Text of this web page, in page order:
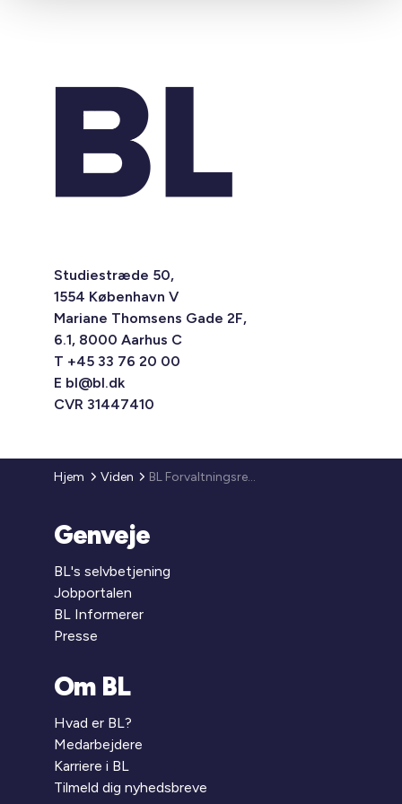
Studiestræde 50,
1554 København V
Mariane Thomsens Gade 2F,
6.1, 8000 Aarhus C
T +45 33 76 20 00
E bl@bl.dk
CVR 31447410
Hjem Viden BL Forvaltningsrevision - Modul BL Standardbreve
Genveje
BL's selvbetjening
Jobportalen
BL Informerer
Presse
Om BL
Hvad er BL?
Medarbejdere
Karriere i BL
Tilmeld dig nyhedsbreve